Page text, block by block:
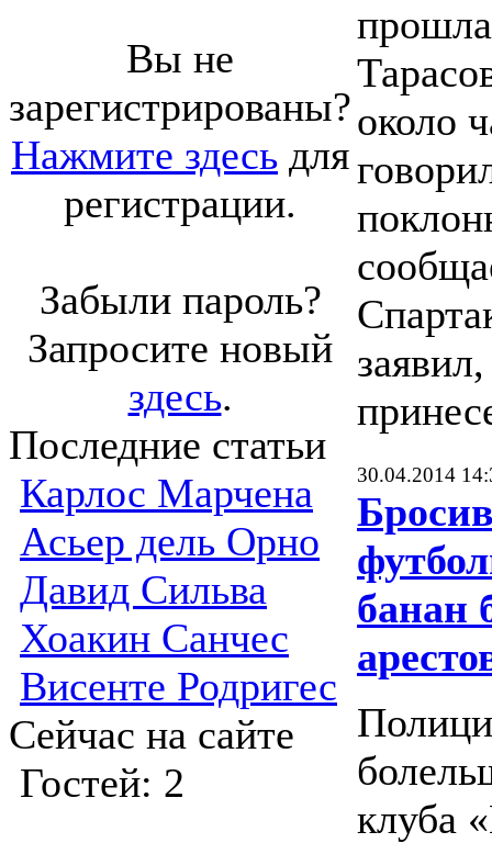
Вы не
зарегистрированы?
Нажмите здесь для
регистрации.
Забыли пароль?
Запросите новый
здесь.
Последние статьи
Карлос Марчена
Асьер дель Орно
Давид Сильва
Хоакин Санчес
Висенте Родригес
Сейчас на сайте
Гостей: 2
около
30.04.2014
банан
клуба